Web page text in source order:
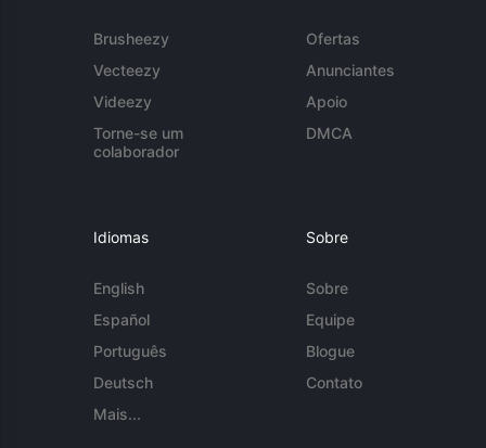
Brusheezy
Vecteezy
Videezy
Torne-se um
colaborador
Ofertas
Anunciantes
Apoio
DMCA
Idiomas
English
Español
Português
Deutsch
Mais...
Sobre
Sobre
Equipe
Blogue
Contato